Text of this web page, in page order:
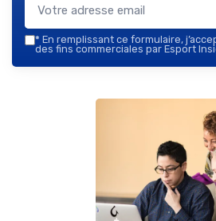
* En remplissant ce formulaire,
des fins commerciales par Esport